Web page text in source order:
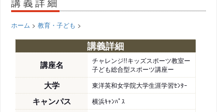
ホーム >教育・子ども >
講義詳細
講座名
チャレンジ!!キッズスポーツ教室ー
子ども総合型スポーツ講座ー
大学 東洋英和女学院大学生涯学習ｾﾝﾀｰ
キャンパス 横浜ｷｬﾝﾊﾟｽ